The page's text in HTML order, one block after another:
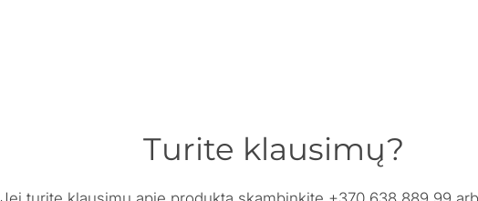
Turite klausimų?